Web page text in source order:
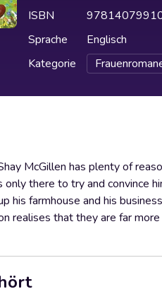
ISBN
Sprache
Englisch
Kategorie
McGillen has plenty of
there to try and convince
his farmhouse and his
realises that they are far